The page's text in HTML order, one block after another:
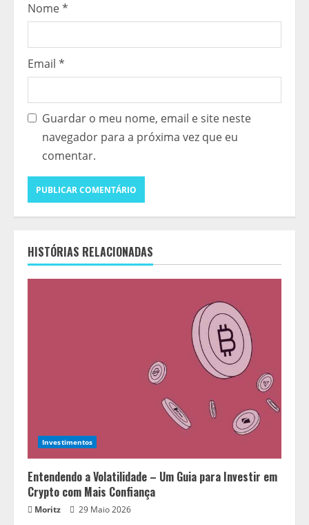
Nome*
Email *
Guardar o meu nome, email e site neste
navegador para a próxima vez que eu
comentar.
HISTÓRIAS RELACIONADAS
Investimentos
Entendendo a Volatilidade – Um Guia para Investir em
Crypto com Mais Confiança
Moritz 29 Maio 2026